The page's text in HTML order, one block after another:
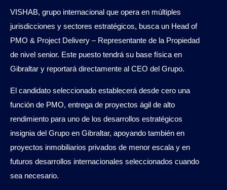
VISHAB, grupo internacional que opera en múltiples
jurisdicciones y sectores estratégicos, busca un Head of
PMO & Project Delivery – Representante de la Propiedad
de nivel senior. Este puesto tendrá su base física en
Gibraltar y reportará directamente al CEO del Grupo.
El candidato seleccionado establecerá desde cero una
función de PMO, entrega de proyectos ágil de alto
rendimiento para uno de los desarrollos estratégicos
insignia del Grupo en Gibraltar, apoyando también en
proyectos inmobiliarios privados de menor escala y en
futuros desarrollos internacionales seleccionados cuando
sea necesario.